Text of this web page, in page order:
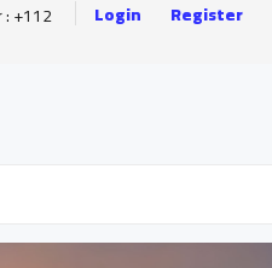
: +112 Login Register